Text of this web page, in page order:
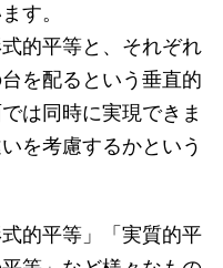
す。
的平等と、それぞれ
を配るという垂直的
は同時に実現できま
を考慮するかという
的平等」「実質的平